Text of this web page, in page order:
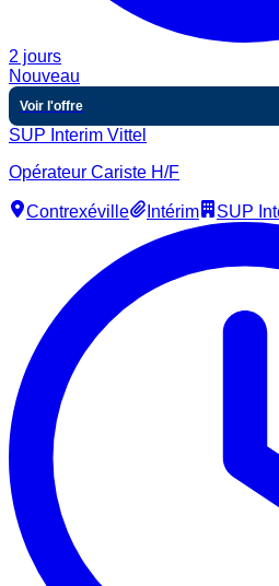
2 jours
Nouveau
Voir l'offre
SUP Interim Vittel
Opérateur Cariste H/F
Contrexéville Intérim SUP